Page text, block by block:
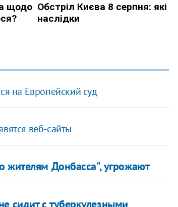
на Европейский суд
веб-сайты
жителям Донбасса", угрожают
сидит с туберкулезными